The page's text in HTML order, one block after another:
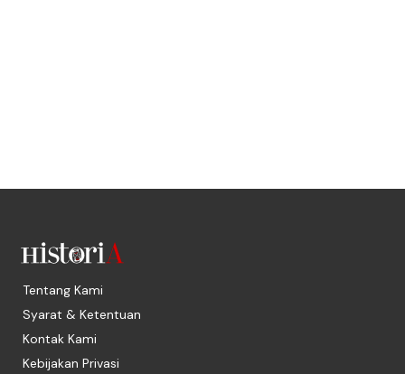
Tentang Kami
Syarat & Ketentuan
Kontak Kami
Kebijakan Privasi